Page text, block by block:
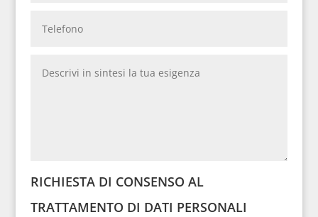
RICHIESTA DI CONSENSO AL
TRATTAMENTO DI DATI PERSONALI